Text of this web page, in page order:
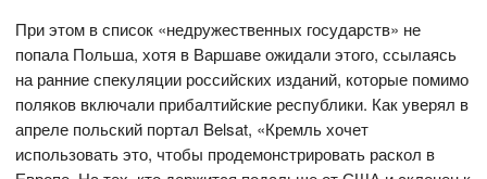
При этом в список «недружественных государств» не
попала Польша, хотя в Варшаве ожидали этого, ссылаясь
на ранние спекуляции российских изданий, которые помимо
поляков включали прибалтийские республики. Как уверял в
апреле польский портал Belsat, «Кремль хочет
использовать это, чтобы продемонстрировать раскол в